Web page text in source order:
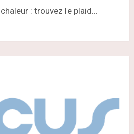
: trouvez le plaid...